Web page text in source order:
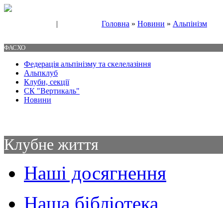
| Головна » Новини » Альпінізм
ФАСХО
Федерація альпінізму та скелелазіння
Альпклуб
Клуби, секції
СК "Вертикаль"
Новини
Клубне життя
Наші досягнення
Наша бібліотека